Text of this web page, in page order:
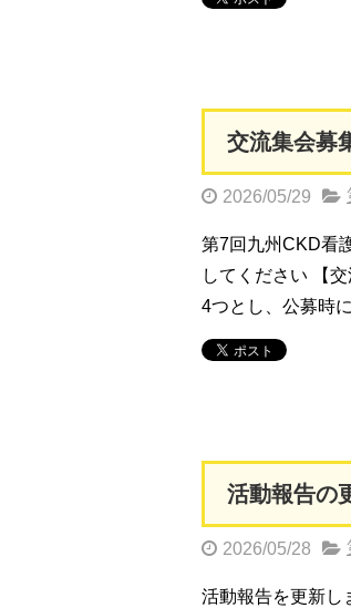
交流集会募
2026/05/29
第7回九州CKD看
してください 【
4つとし、公募時
活動報告の
2026/05/28
活動報告を更新し